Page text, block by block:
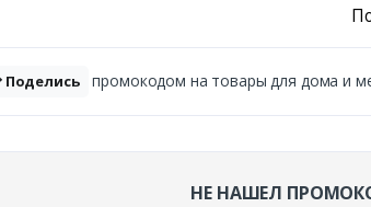
Поделись промокодом на товары для дома и
НЕ НАШЕЛ